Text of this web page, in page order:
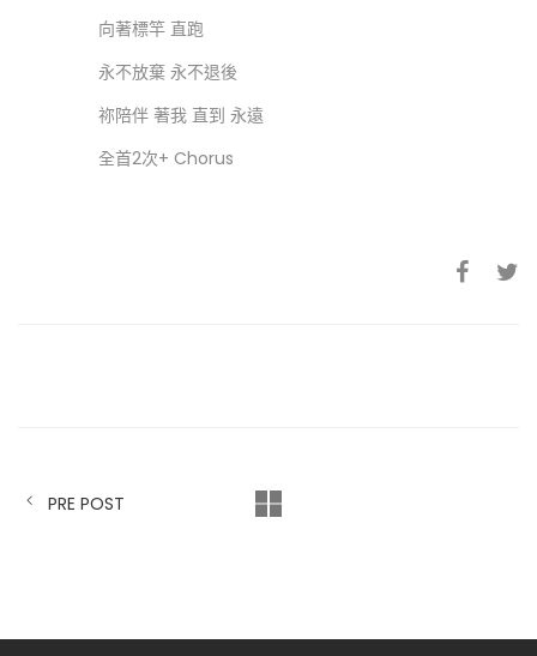
向著標竿 直跑
永不放棄 永不退後
祢陪伴 著我 直到 永遠
全首2次+ Chorus
PRE POST